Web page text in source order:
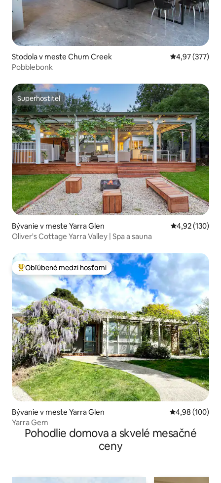
Stodola v meste Chum Creek Priemerné
4,97 (377)
Pobblebonk
Superhostiteľ
Superhostiteľ
Bývanie v meste Yarra Glen Priemerné
4,92 (130)
Oliver's Cottage Yarra Valley | Spa a sauna
Najobľúbenejšie medzi hosťami
Obľúbené medzi hosťami
Bývanie v meste Yarra Glen Priemerné
4,98 (100)
Yarra Gem
Pohodlie domova a skvelé mesačné
ceny